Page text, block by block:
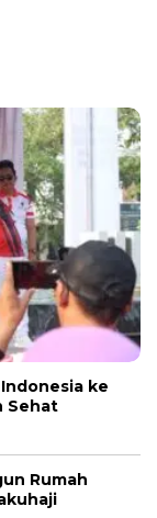
ke
Sehat
Rumah